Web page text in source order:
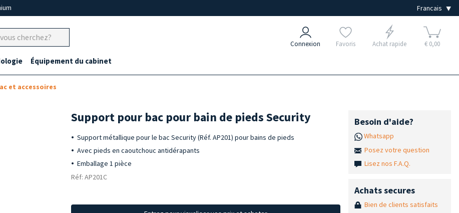
Connexion Favoris Achat rapide € 0,00
Équipement du cabinet
et accessoires
Support pour bac pour bain de pieds Security
Support métallique pour le bac Security (Réf. AP201) pour bains de pieds
Avec pieds en caoutchouc antidérapants
Emballage 1 pièce
Réf: AP201C
Besoin d'aide?
Whatsapp
Posez votre question
Lisez nos F.A.Q.
Achats secures
Bien de clients satisfaits